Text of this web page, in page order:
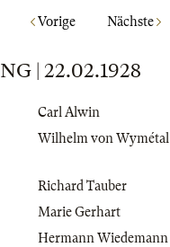
Vorige Nächste
| 22.02.1928
Carl Alwin
Wilhelm von Wymétal
Richard Tauber
Marie Gerhart
Hermann Wiedemann